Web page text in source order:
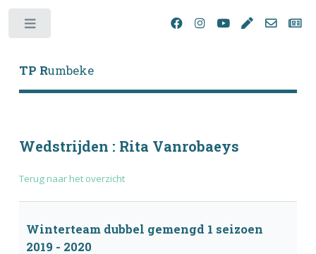
TP Rumbeke
Wedstrijden : Rita Vanrobaeys
Terug naar het overzicht
Winterteam dubbel gemengd 1 seizoen
2019 - 2020